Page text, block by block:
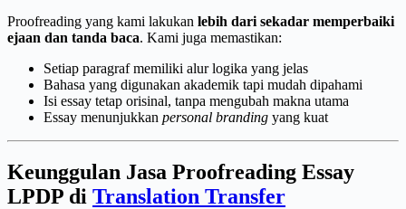
Proofreading yang kami lakukan lebih dari sekadar memperbaiki
ejaan dan tanda baca. Kami juga memastikan:
Setiap paragraf memiliki alur logika yang jelas
Bahasa yang digunakan akademik tapi mudah dipahami
Isi essay tetap orisinal, tanpa mengubah makna utama
Essay menunjukkan personal branding yang kuat
Keunggulan Jasa Proofreading Essay
LPDP di Translation Transfer